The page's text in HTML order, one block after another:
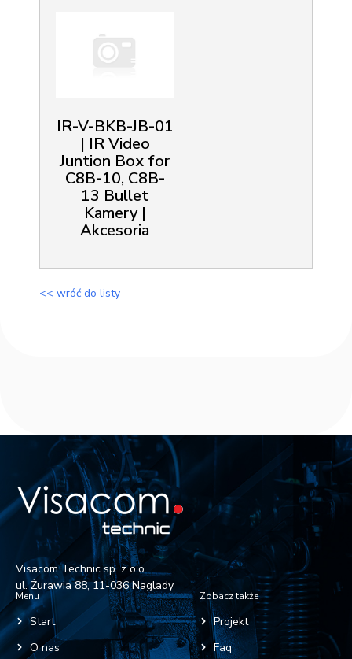
IR-V-BKB-JB-01
| IR Video
Juntion Box for
C8B-10, C8B-
13 Bullet
Kamery |
Akcesoria
<< wróć do listy
Visacom Technic sp. z o.o.
ul. Żurawia 88, 11-036 Naglady
Menu
Start
O nas
Zobacz także
Projekt
Faq